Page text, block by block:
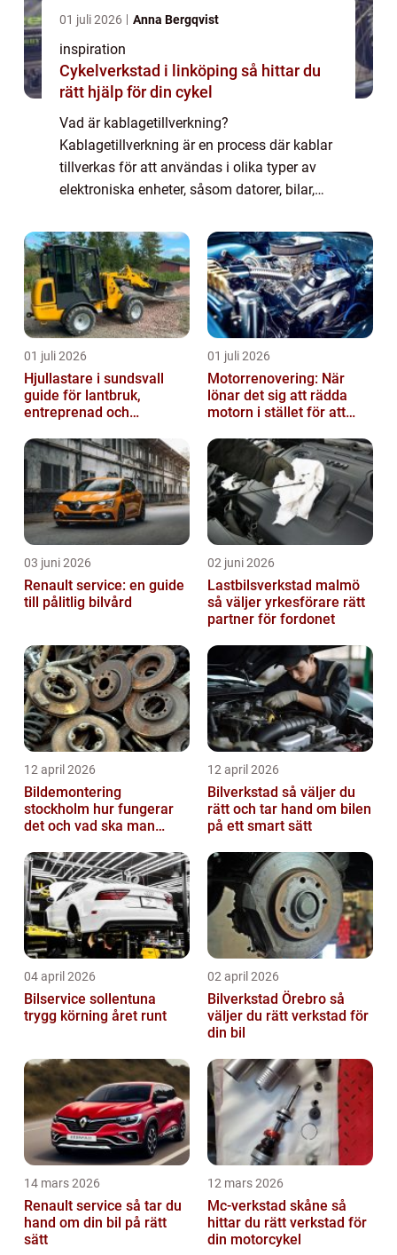
01 juli 2026 Anna Bergqvist
inspiration
Cykelverkstad i linköping så hittar du
rätt hjälp för din cykel
Vad är kablagetillverkning?
Kablagetillverkning är en process där kablar
tillverkas för att användas i olika typer av
elektroniska enheter, såsom datorer, bilar,
Kablarna t...
01 juli 2026
Hjullastare i sundsvall
guide för lantbruk,
entreprenad och
01 juli 2026
Motorrenovering: När
lönar det sig att rädda
motorn i stället för att
03 juni 2026
Renault service: en guide
till pålitlig bilvård
02 juni 2026
Lastbilsverkstad malmö
så väljer yrkesförare rätt
partner för fordonet
12 april 2026
Bildemontering
stockholm hur fungerar
det och vad ska man
12 april 2026
Bilverkstad så väljer du
rätt och tar hand om bilen
på ett smart sätt
04 april 2026
Bilservice sollentuna
trygg körning året runt
02 april 2026
Bilverkstad Örebro så
väljer du rätt verkstad för
din bil
14 mars 2026
Renault service så tar du
hand om din bil på rätt
sätt
12 mars 2026
Mc-verkstad skåne så
hittar du rätt verkstad för
din motorcykel